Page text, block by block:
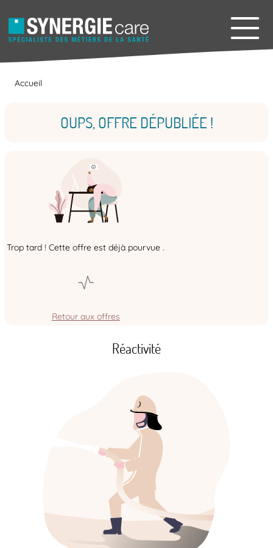
Accueil
OUPS, OFFRE DÉPUBLIÉE !
Trop tard ! Cette offre est déjà pourvue .
Retour aux offres
Réactivité